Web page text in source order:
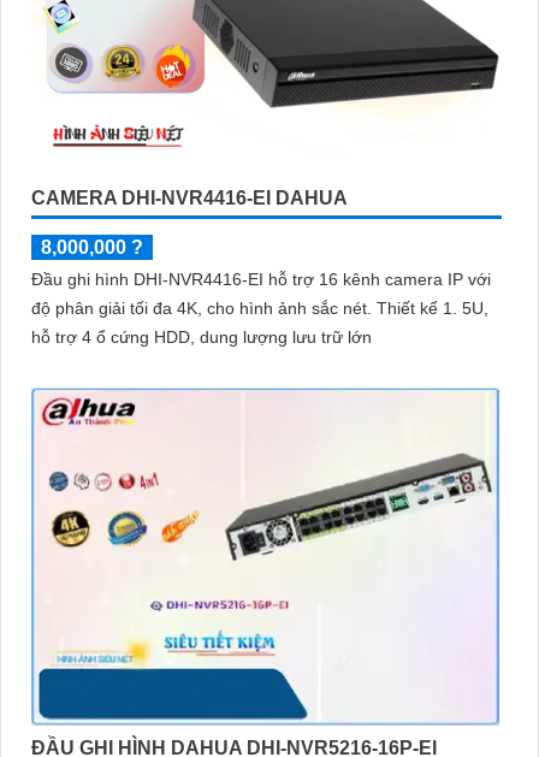
CAMERA DHI-NVR4416-EI DAHUA
8,000,000 ?
Đầu ghi hình DHI-NVR4416-EI hỗ trợ 16 kênh camera IP với
độ phân giải tối đa 4K, cho hình ảnh sắc nét. Thiết kế 1. 5U,
hỗ trợ 4 ổ cứng HDD, dung lượng lưu trữ lớn
ĐẦU GHI HÌNH DAHUA DHI-NVR5216-16P-EI